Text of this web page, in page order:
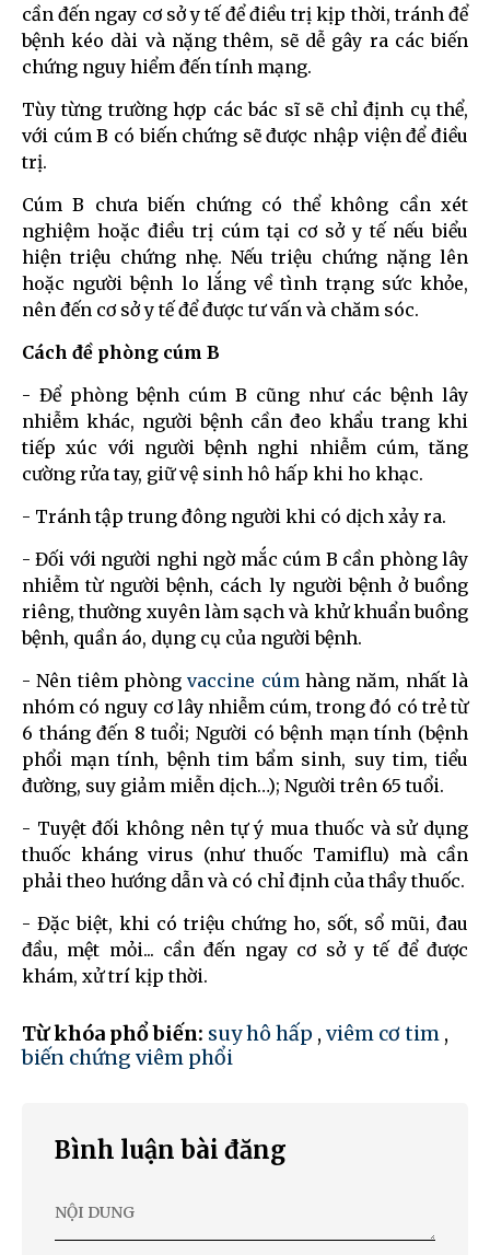
cần đến ngay cơ sở y tế để điều trị kịp thời, tránh để
bệnh kéo dài và nặng thêm, sẽ dễ gây ra các biến
chứng nguy hiểm đến tính mạng.
Tùy từng trường hợp các bác sĩ sẽ chỉ định cụ thể,
với cúm B có biến chứng sẽ được nhập viện để điều
trị.
Cúm B chưa biến chứng có thể không cần xét
nghiệm hoặc điều trị cúm tại cơ sở y tế nếu biểu
hiện triệu chứng nhẹ. Nếu triệu chứng nặng lên
hoặc người bệnh lo lắng về tình trạng sức khỏe,
nên đến cơ sở y tế để được tư vấn và chăm sóc.
Cách đề phòng cúm B
- Để phòng bệnh cúm B cũng như các bệnh lây
nhiễm khác, người bệnh cần đeo khẩu trang khi
tiếp xúc với người bệnh nghi nhiễm cúm, tăng
cường rửa tay, giữ vệ sinh hô hấp khi ho khạc.
- Tránh tập trung đông người khi có dịch xảy ra.
- Đối với người nghi ngờ mắc cúm B cần phòng lây
nhiễm từ người bệnh, cách ly người bệnh ở buồng
riêng, thường xuyên làm sạch và khử khuẩn buồng
bệnh, quần áo, dụng cụ của người bệnh.
- Nên tiêm phòngvaccine cúm hàng năm, nhất là
nhóm có nguy cơ lây nhiễm cúm, trong đó có trẻ từ
6 tháng đến 8 tuổi; Người có bệnh mạn tính (bệnh
phổi mạn tính, bệnh tim bẩm sinh, suy tim, tiểu
đường, suy giảm miễn dịch…); Người trên 65 tuổi.
- Tuyệt đối không nên tự ý mua thuốc và sử dụng
thuốc kháng virus (như thuốc Tamiflu) mà cần
phải theo hướng dẫn và có chỉ định của thầy thuốc.
- Đặc biệt, khi có triệu chứng ho, sốt, sổ mũi, đau
đầu, mệt mỏi... cần đến ngay cơ sở y tế để được
khám, xử trí kịp thời.
Từ khóa phổ biến: suy hô hấp , viêm cơ tim ,
biến chứng viêm phổi
Bình luận bài đăng